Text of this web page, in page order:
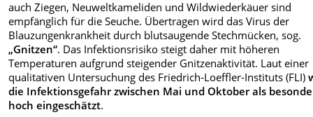
auch Ziegen, Neuweltkameliden und Wildwiederkäuer sind
empfänglich für die Seuche. Übertragen wird das Virus der
Blauzungenkrankheit durch blutsaugende Stechmücken, sog.
„Gnitzen“. Das Infektionsrisiko steigt daher mit höheren
Temperaturen aufgrund steigender Gnitzenaktivität. Laut einer
qualitativen Untersuchung des Friedrich-Loeffler-Instituts (FLI)
die Infektionsgefahr zwischen Mai und Oktober als
hoch eingeschätzt.